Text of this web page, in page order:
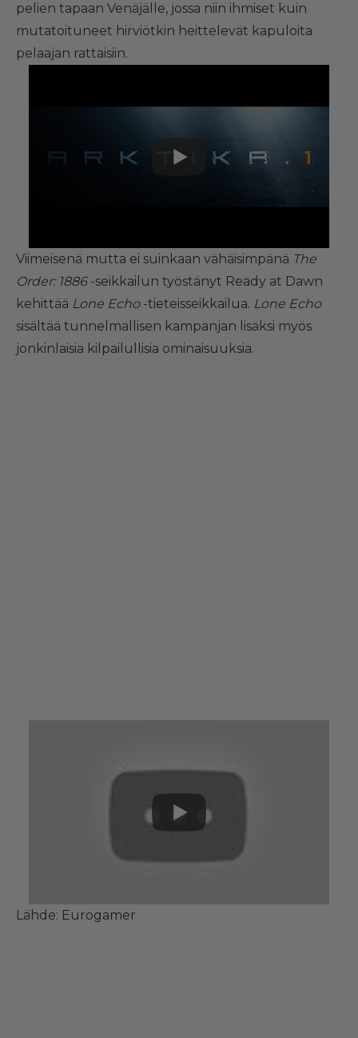
pelien tapaan Venäjälle, jossa niin ihmiset kuin
mutatoituneet hirviötkin heittelevät kapuloita
pelaajan rattaisiin.
Viimeisenä mutta ei suinkaan vähäisimpänä The
Order: 1886-seikkailun työstänyt Ready at Dawn
kehittää Lone Echo-tieteisseikkailua. Lone Echo
sisältää tunnelmallisen kampanjan lisäksi myös
jonkinlaisia kilpailullisia ominaisuuksia.
Lähde: Eurogamer